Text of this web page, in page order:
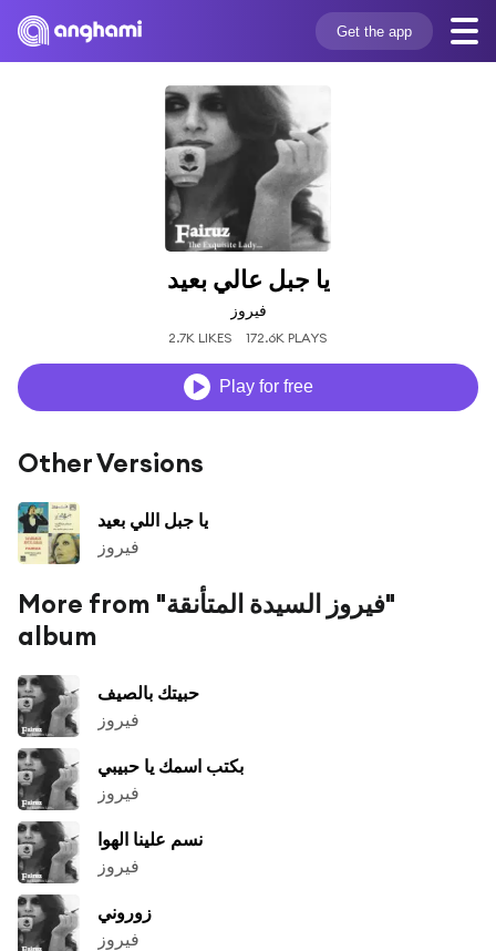
Get the app
يا جبل عالي بعيد
فيروز
2.7K LIKES 172.6K PLAYS
Play for free
Other Versions
يا جبل اللي بعيد
فيروز
More from "فيروز السيدة المتأنقة"
album
حبيتك بالصيف
فيروز
بكتب اسمك يا حبيبي
فيروز
نسم علينا الهوا
فيروز
زوروني
فيروز